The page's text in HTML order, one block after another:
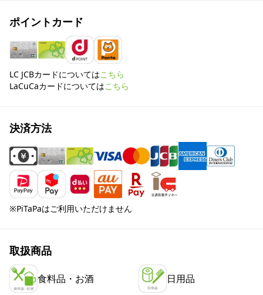
ポイントカード
LC JCBカードについてはこちら
LaCuCaカードについてはこちら
決済方法
※PiTaPaはご利用いただけません
取扱商品
食料品・お酒 日用品